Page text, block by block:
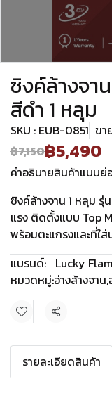
ซิงค์ล้างจา
สีดำ 1 หลุม
SKU : EUB-0851 ขา
฿7,150฿5,490
คำอธิบายสินค้าแบบย่
ซิงค์ล้างจาน 1 หลุม รุ่
แรง ติดตั้งแบบ Top
พร้อมตะแกรงและที่ใส่
แบรนด์: Lucky
หมวดหมู่:อ่างล้างจาน,
แชร์
รายละเอียดสินค้า